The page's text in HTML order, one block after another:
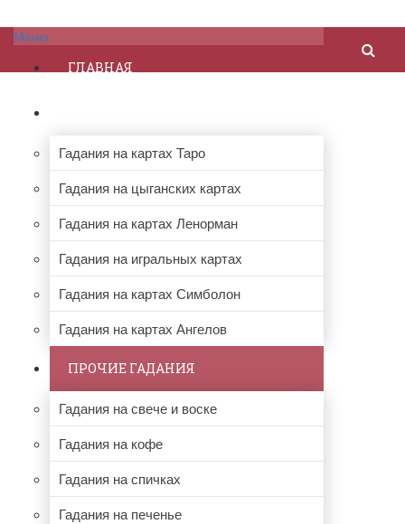
Меню
ГЛАВНАЯ
Гадания на картах Таро
Гадания на цыганских картах
Гадания на картах Ленорман
Гадания на игральных картах
Гадания на картах Симболон
Гадания на картах Ангелов
ПРОЧИЕ ГАДАНИЯ
Гадания на свече и воске
Гадания на кофе
Гадания на спичках
Гадания на печенье